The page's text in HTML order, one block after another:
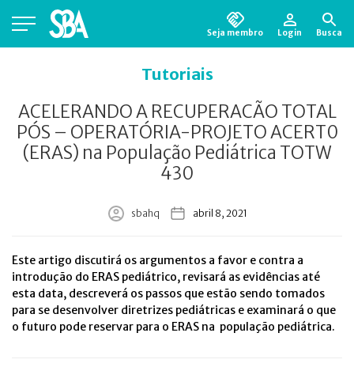
Seja membro Login Busca
Tutoriais
ACELERANDO A RECUPERACÃO TOTAL
PÓS – OPERATÓRIA-PROJETO ACERT0
(ERAS) na População Pediátrica TOTW
430
sbahq abril 8, 2021
Este artigo discutirá os argumentos a favor e contra a
introdução do ERAS pediátrico, revisará as evidências até
esta data, descreverá os passos que estão sendo tomados
para se desenvolver diretrizes pediátricas e examinará o que
o futuro pode reservar para o ERAS na população pediátrica.